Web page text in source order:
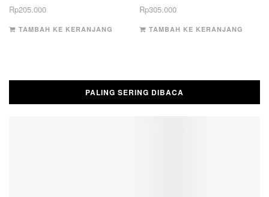
Rp205.000
TAMBAH KE KERANJANG
Rp305.000
TAMBAH KE KERANJANG
PALING SERING DIBACA